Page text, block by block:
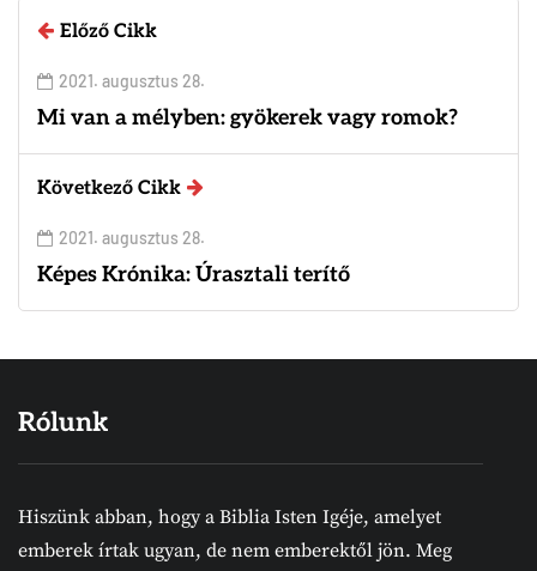
Előző Cikk
2021. augusztus 28.
Mi van a mélyben: gyökerek vagy romok?
Következő Cikk
2021. augusztus 28.
Képes Krónika: Úrasztali terítő
Rólunk
Hiszünk abban, hogy a Biblia Isten Igéje, amelyet
emberek írtak ugyan, de nem emberektől jön. Meg